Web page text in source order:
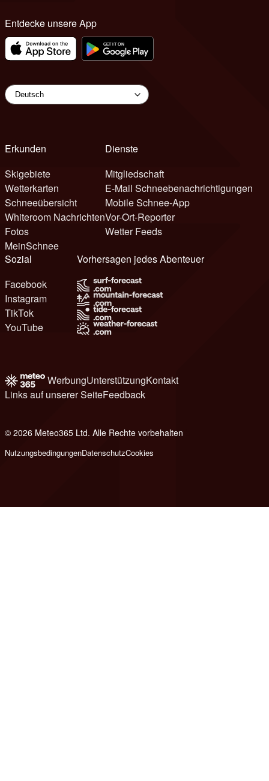
Entdecke unsere App
Erkunden
Skigebiete
Wetterkarten
Schneeübersicht
Whiteroom Nachrichten
Fotos
MeinSchnee
Dienste
Mitgliedschaft
E-Mail Schneebenachrichtigungen
Mobile Schnee-App
Vor-Ort-Reporter
Wetter Feeds
Sozial
Facebook
Instagram
TikTok
YouTube
Vorhersagen jedes Abenteuer
WerbungUnterstützungKontakt
Links auf unserer SeiteFeedback
© 2026 Meteo365 Ltd. Alle Rechte vorbehalten
NutzungsbedingungenDatenschutzCookies